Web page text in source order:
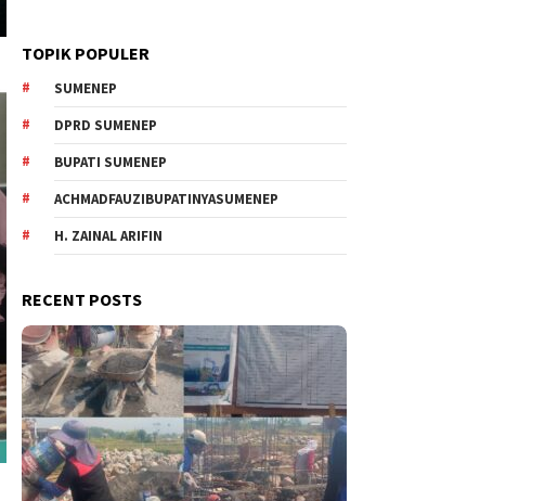
TOPIK POPULER
SUMENEP
DPRD SUMENEP
BUPATI SUMENEP
ACHMADFAUZIBUPATINYASUMENEP
H. ZAINAL ARIFIN
RECENT POSTS